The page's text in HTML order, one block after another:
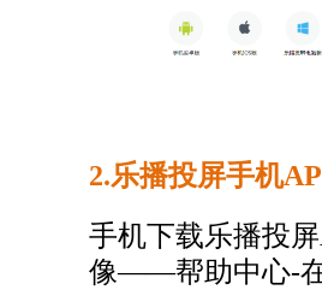
2.乐播投屏手机
手机下载乐播投
像——帮助中心-